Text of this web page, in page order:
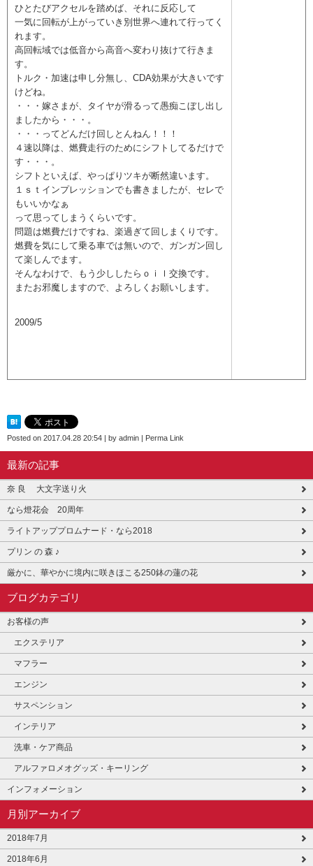
ひとたびアクセルを踏めば、それに反応して
一気に回転が上がっていき別世界へ連れて行ってく
れます。
高回転域では低音から高音へ変わり抜けて行きま
す。
トルク・加速は申し分無し、CDA効果が大きいです
けどね。
・・・嫁さまが、タイヤが滑るって愚痴こぼし出し
ましたから・・・。
・・・ってどんだけ回しとんねん！！！
４速以降は、燃費走行のためにシフトしてるだけで
す・・・。
シフトといえば、やっぱりツキが断然違います。
１ｓｔインプレッションでも書きましたが、セレで
もいいかなぁ
って思ってしまうくらいです。
問題は燃費だけですね、楽過ぎて回しまくりです。
燃費を気にして乗る車では無いので、ガンガン回し
て楽しんでます。
そんなわけで、もう少ししたらｏｉｌ交換です。
またお邪魔しますので、よろしくお願いします。
2009/5
Posted on 2017.04.28 20:54 | by admin | Perma Link
最新の記事
奈 良 大文字送り火
なら燈花会 20周年
ライトアッププロムナード・なら2018
プリン の 森 ♪
厳かに、華やかに境内に咲きほこる250鉢の蓮の花
ブログカテゴリ
お客様の声
エクステリア
マフラー
エンジン
サスペンション
インテリア
洗車・ケア商品
アルファロメオグッズ・キーリング
インフォメーション
月別アーカイブ
2018年7月
2018年6月